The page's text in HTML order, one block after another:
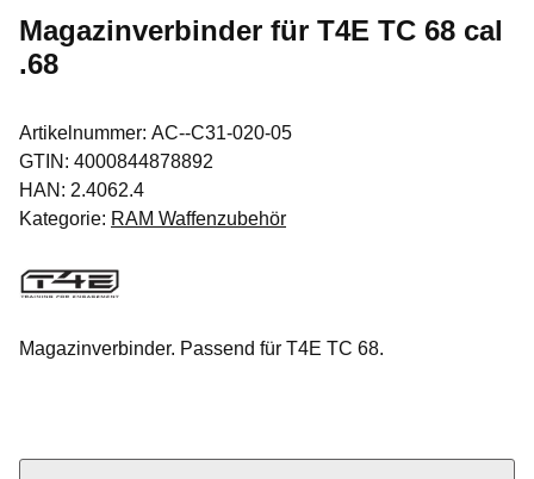
Magazinverbinder für T4E TC 68 cal
.68
Artikelnummer: AC--C31-020-05
GTIN: 4000844878892
HAN: 2.4062.4
Kategorie: RAM Waffenzubehör
Magazinverbinder. Passend für T4E TC 68.